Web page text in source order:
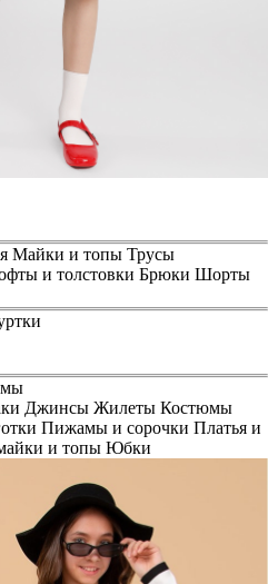
Майки и топы Трусы
и толстовки Брюки Шорты
Джинсы Жилеты Костюмы
Пижамы и сорочки Платья и
и топы Юбки